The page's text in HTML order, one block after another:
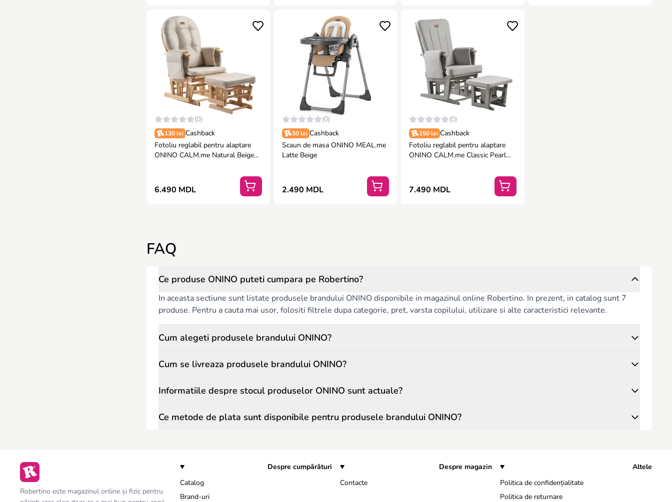
(0)
130 lei Cashback
Fotoliu reglabil pentru alaptare
ONINO CALM.me Natural Beige
6.490 MDL
(0)
50 lei Cashback
Scaun de masa ONINO MEAL.me
Latte Beige
2.490 MDL
(0)
150 lei Cashback
Fotoliu reglabil pentru alaptare
ONINO CALM.me Classic Pearl
7.490 MDL
FAQ
Ce produse ONINO puteti cumpara pe Robertino?
In aceasta sectiune sunt listate produsele brandului ONINO disponibile in magazinul online Robertino. In prezent, in catalog sunt 7
produse. Pentru a cauta mai usor, folositi filtrele dupa categorie, pret, varsta copilului, utilizare si alte caracteristici relevante.
Cum alegeti produsele brandului ONINO?
Cum se livreaza produsele brandului ONINO?
Informatiile despre stocul produselor ONINO sunt actuale?
Ce metode de plata sunt disponibile pentru produsele brandului ONINO?
Despre cumpărături
Catalog
Brand-uri
Despre magazin
Contacte
Altele
Politica de confidențialitate
Politica de returnare
Robertino este magazinul online și fizic pentru